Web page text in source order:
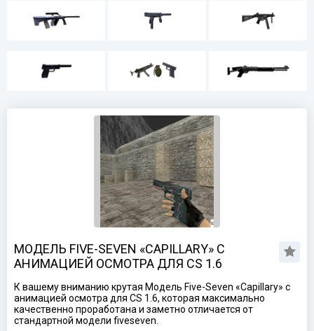
МОДЕЛЬ FIVE-SEVEN «CAPILLARY» С
АНИМАЦИЕЙ ОСМОТРА ДЛЯ CS 1.6
К вашему вниманию крутая Модель Five-Seven «Capillary» с
анимацией осмотра для CS 1.6, которая максимально
качественно проработана и заметно отличается от
стандартной модели fiveseven.